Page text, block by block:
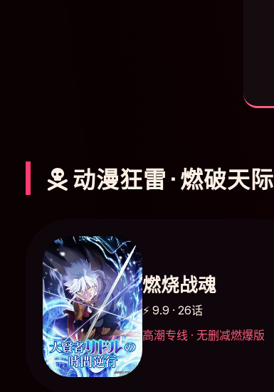
动漫狂雷 · 燃破天际
燃烧战魂
⚡ 9.9 · 26话
高潮专线 · 无删减燃爆版